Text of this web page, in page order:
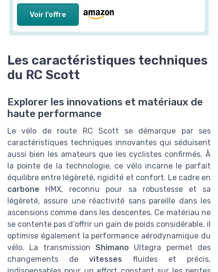
Voir l'offre
Les caractéristiques techniques
du RC Scott
Explorer les innovations et matériaux de
haute performance
Le vélo de route RC Scott se démarque par ses
caractéristiques techniques innovantes qui séduisent
aussi bien les amateurs que les cyclistes confirmés. À
la pointe de la technologie, ce vélo incarne le parfait
équilibre entre légèreté, rigidité et confort. Le cadre en
carbone HMX, reconnu pour sa robustesse et sa
légèreté, assure une réactivité sans pareille dans les
ascensions comme dans les descentes. Ce matériau ne
se contente pas d’offrir un gain de poids considérable, il
optimise également la performance aérodynamique du
vélo. La transmission Shimano Ultegra permet des
changements de vitesses fluides et précis,